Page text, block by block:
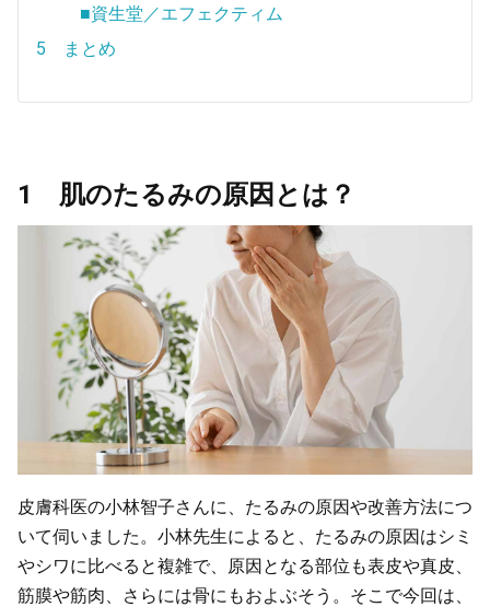
■資生堂／エフェクティム
5 まとめ
1 肌のたるみの原因とは？
皮膚科医の小林智子さんに、たるみの原因や改善方法につ
いて伺いました。小林先生によると、たるみの原因はシミ
やシワに比べると複雑で、原因となる部位も表皮や真皮、
筋膜や筋肉、さらには骨にもおよぶそう。そこで今回は、